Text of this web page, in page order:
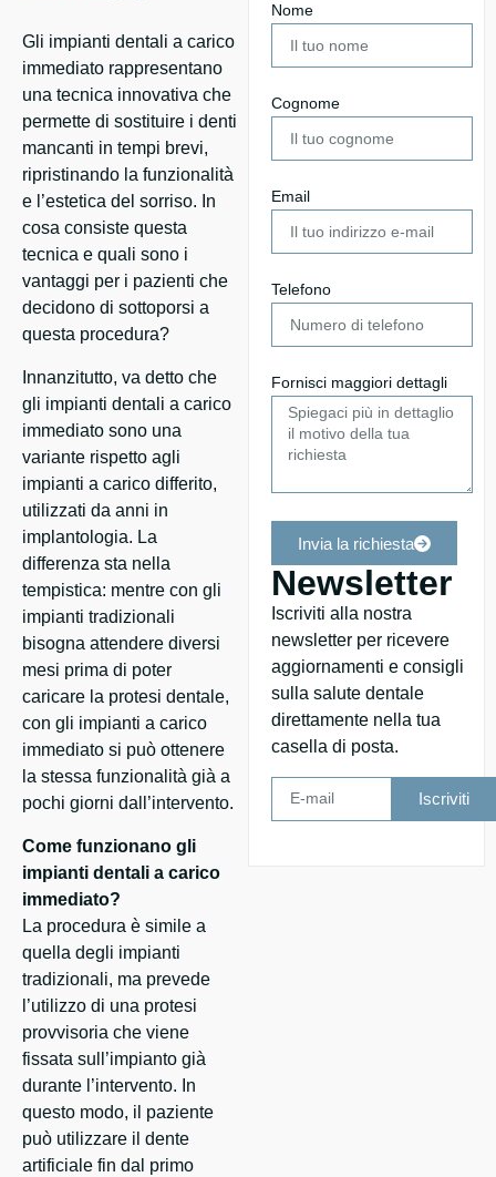
Gli impianti dentali a carico
immediato rappresentano
una tecnica innovativa che
permette di sostituire i denti
mancanti in tempi brevi,
ripristinando la funzionalità
e l’estetica del sorriso. In
cosa consiste questa
tecnica e quali sono i
vantaggi per i pazienti che
decidono di sottoporsi a
questa procedura?
Innanzitutto, va detto che
gli impianti dentali a carico
immediato sono una
variante rispetto agli
impianti a carico differito,
utilizzati da anni in
implantologia. La
differenza sta nella
tempistica: mentre con gli
impianti tradizionali
bisogna attendere diversi
mesi prima di poter
caricare la protesi dentale,
con gli impianti a carico
immediato si può ottenere
la stessa funzionalità già a
pochi giorni dall’intervento.
Come funzionano gli
impianti dentali a carico
immediato?
La procedura è simile a
quella degli impianti
tradizionali, ma prevede
l’utilizzo di una protesi
provvisoria che viene
fissata sull’impianto già
durante l’intervento. In
questo modo, il paziente
può utilizzare il dente
artificiale fin dal primo
Nome
Cognome
Email
Telefono
Fornisci maggiori dettagli
Invia la richiesta
Newsletter
Iscriviti alla nostra
newsletter per ricevere
aggiornamenti e consigli
sulla salute dentale
direttamente nella tua
casella di posta.
Iscriviti